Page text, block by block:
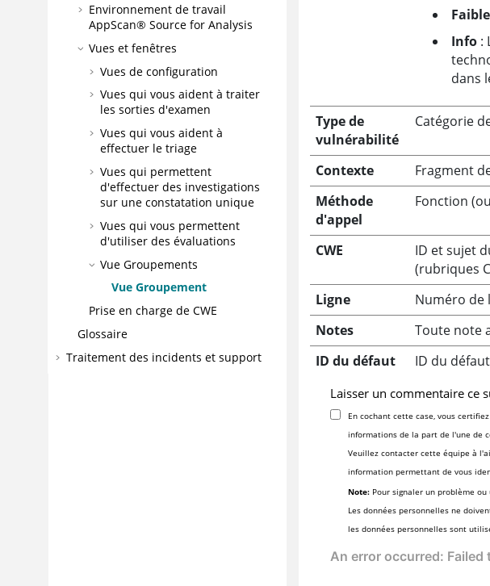
Environnement de travail
AppScan® Source for Analysis
Vues et fenêtres
Vues de configuration
Vues qui vous aident à traiter
les sorties d'examen
Vues qui vous aident à
effectuer le triage
Vues qui permettent
d'effectuer des investigations
sur une constatation unique
Vues qui vous permettent
d'utiliser des évaluations
Vue Groupements
Vue Groupement
Prise en charge de CWE
Glossaire
Traitement des incidents et support
Faible
Info :
dans
Type de
vulnérabilité
Catégorie
Contexte
Fragment
Méthode
d'appel
Fonction
CWE
ID et sujet
(rubriques
Ligne
Numéro de
Notes
Toute note
ID du défaut
ID du
Laisser un commentaire ce
En cochant cette case, vous
informations de la part de l'une de
Veuillez contacter cette équipe à
information permettant de vous
Note: Pour signaler un problème
Les données personnelles ne
les données personnelles sont